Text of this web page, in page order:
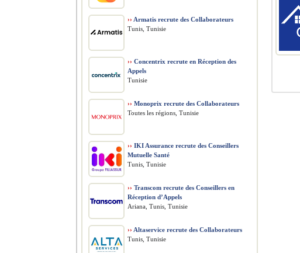
›› Armatis recrute des Collaborateurs
Tunis, Tunisie
›› Concentrix recrute en Réception des
Appels
Tunisie
›› Monoprix recrute des Collaborateurs
Toutes les régions, Tunisie
›› IKI Assurance recrute des Conseillers
Mutuelle Santé
Tunis, Tunisie
›› Transcom recrute des Conseillers en
Réception d’Appels
Ariana, Tunis, Tunisie
›› Altaservice recrute des Collaborateurs
Tunis, Tunisie